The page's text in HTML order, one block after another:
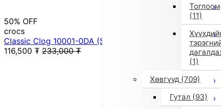
Тоглоом
(11)
(1)
Хөвгүүд (709)
Гутал (93)
50% OFF
crocs
Classic Clog 10001-0DA (SltGry)
116,500 ₮ 233,000 ₮